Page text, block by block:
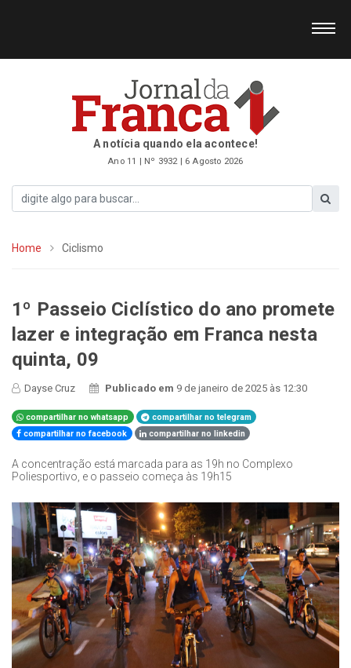
A notícia quando ela acontece!
Ano 11 | Nº 3932 | 6 Agosto 2026
Home Ciclismo
1º Passeio Ciclístico do ano promete
lazer e integração em Franca nesta
quinta, 09
Dayse Cruz Publicado em 9 de janeiro de 2025 às 12:30
compartilhar no whatsapp
compartilhar no telegram
compartilhar no facebook
compartilhar no linkedin
A concentração está marcada para as 19h no Complexo
Poliesportivo, e o passeio começa às 19h15